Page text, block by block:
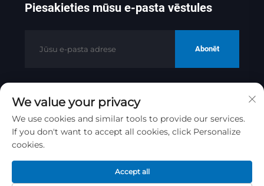
Piesakieties mūsu e-pasta vēstules
Abonēt
Autortiesības © 2025 ar Jinan Golden
Bridge Precision Machinery Co.ltd
Konfidencialitātes politika
Ritināt uz augšu
We value your privacy
We use cookies and similar tools to provide our services.
If you don't want to accept all cookies, click Personalize
cookies.
Accept all